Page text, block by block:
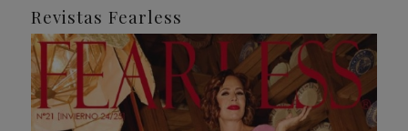
Revistas Fearless